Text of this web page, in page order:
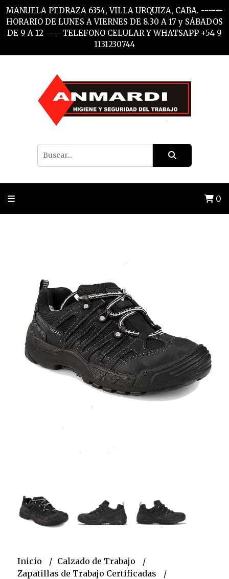
MANUELA PEDRAZA 6354, VILLA URQUIZA, CABA. ------
HORARIO DE LUNES A VIERNES DE 8.30 A 17 y SÁBADOS
DE 9 A 12 ---- TELEFONO CELULAR Y WHATSAPP +54 9
1131230744
0
Inicio
Calzado de Trabajo
Zapatillas de Trabajo Certificadas